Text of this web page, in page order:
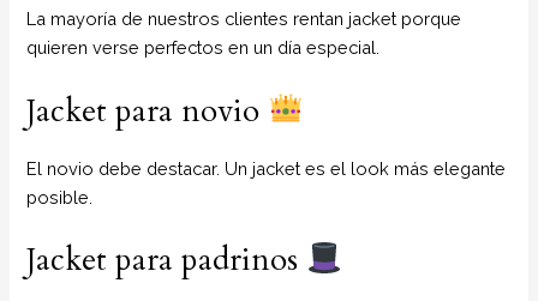
La mayoría de nuestros clientes rentan jacket porque
quieren verse perfectos en un día especial.
Jacket para novio
El novio debe destacar. Un jacket es el look más elegante
posible.
Jacket para padrinos